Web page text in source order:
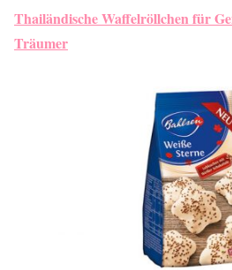
Thailändische Waffelröllchen für
Träumer